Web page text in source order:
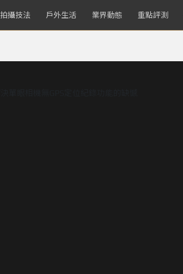
拍攝技法 戶外生活 業界動態 重點評測